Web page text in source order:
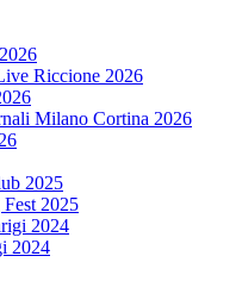
Riccione 2026
Milano Cortina 2026
2025
2025
2024
2024